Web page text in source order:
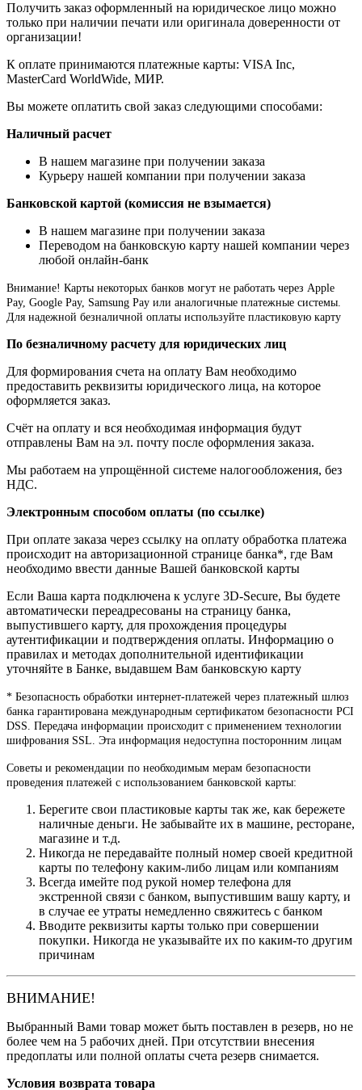
Получить заказ оформленный на юридическое лицо можно
только при наличии печати или оригинала доверенности от
организации!
К оплате принимаются платежные карты: VISA Inc,
MasterCard WorldWide, МИР.
Вы можете оплатить свой заказ следующими способами:
Наличный расчет
В нашем магазине при получении заказа
Курьеру нашей компании при получении заказа
Банковской картой (комиссия не взымается)
В нашем магазине при получении заказа
Переводом на банковскую карту нашей компании через
любой онлайн-банк
Внимание! Карты некоторых банков могут не работать через Apple
Pay, Google Pay, Samsung Pay или аналогичные платежные системы.
Для надежной безналичной оплаты используйте пластиковую карту
По безналичному расчету для юридических лиц
Для формирования счета на оплату Вам необходимо
предоставить реквизиты юридического лица, на которое
оформляется заказ.
Счёт на оплату и вся необходимая информация будут
отправлены Вам на эл. почту после оформления заказа.
Мы работаем на упрощённой системе налогообложения, без
НДС.
Электронным способом оплаты (по ссылке)
При оплате заказа через ссылку на оплату обработка платежа
происходит на авторизационной странице банка*, где Вам
необходимо ввести данные Вашей банковской карты
Если Ваша карта подключена к услуге 3D-Secure, Вы будете
автоматически переадресованы на страницу банка,
выпустившего карту, для прохождения процедуры
аутентификации и подтверждения оплаты. Информацию о
правилах и методах дополнительной идентификации
уточняйте в Банке, выдавшем Вам банковскую карту
* Безопасность обработки интернет-платежей через платежный шлюз
банка гарантирована международным сертификатом безопасности PCI
DSS. Передача информации происходит с применением технологии
шифрования SSL. Эта информация недоступна посторонним лицам
Советы и рекомендации по необходимым мерам безопасности
проведения платежей с использованием банковской карты:
Берегите свои пластиковые карты так же, как бережете
наличные деньги. Не забывайте их в машине, ресторане,
магазине и т.д.
Никогда не передавайте полный номер своей кредитной
карты по телефону каким-либо лицам или компаниям
Всегда имейте под рукой номер телефона для
экстренной связи с банком, выпустившим вашу карту, и
в случае ее утраты немедленно свяжитесь с банком
Вводите реквизиты карты только при совершении
покупки. Никогда не указывайте их по каким-то другим
причинам
ВНИМАНИЕ!
Выбранный Вами товар может быть поставлен в резерв, но не
более чем на 5 рабочих дней. При отсутствии внесения
предоплаты или полной оплаты счета резерв снимается.
Условия возврата товара